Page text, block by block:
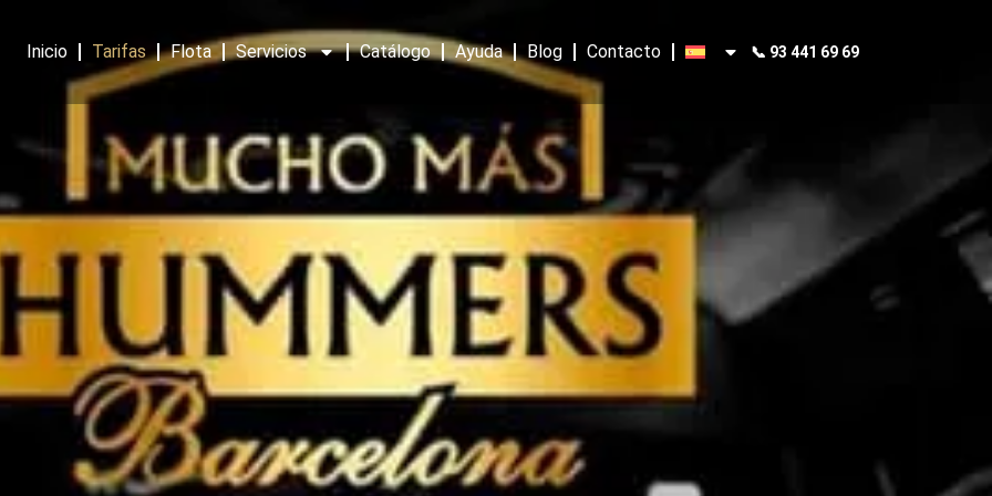
Inicio Tarifas Flota Servicios Catálogo Ayuda Blog Contacto 📞 93 441 69 69